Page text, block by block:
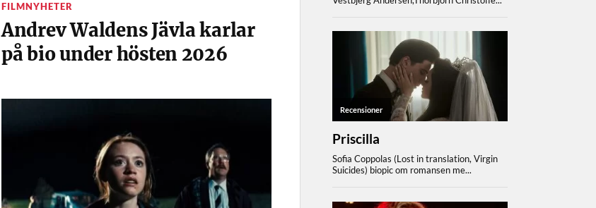
FILMNYHETER
Andrev Waldens Jävla karlar
på bio under hösten 2026